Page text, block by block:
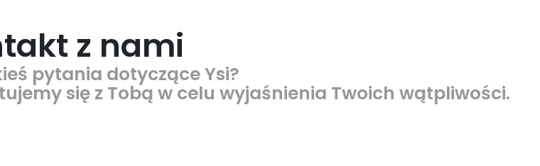
z nami
pytania dotyczące Ysi?
się z Tobą w celu wyjaśnienia Twoich wątpliwości.